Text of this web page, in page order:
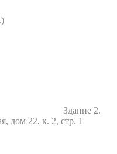
Здание 2.
дом 22, к. 2, стр. 1